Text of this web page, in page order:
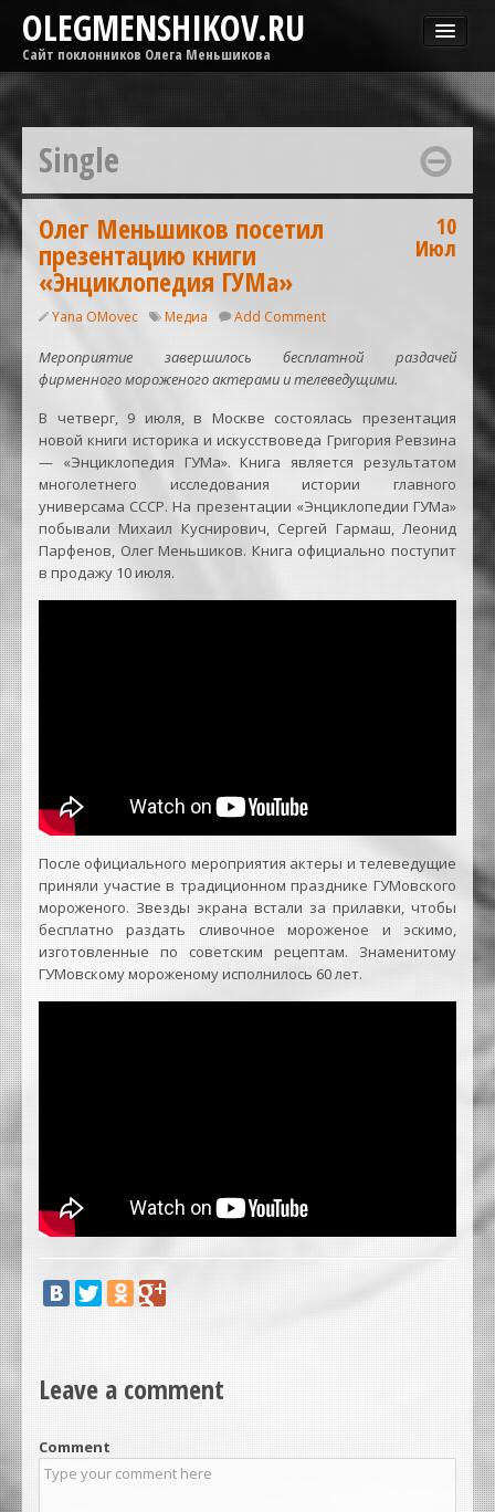
OLEGMENSHIKOV.RU
Сайт поклонников Олега Меньшикова
Афиша
Гастроли
Медиа
ОМГ
Фильмы
Single
Олег Меньшиков посетил
презентацию книги
«Энциклопедия ГУМа»
Yana OMovec Медиа Add Comment
10
Июл
Мероприятие завершилось бесплатной раздачей
фирменного мороженого актерами и телеведущими.
В четверг, 9 июля, в Москве состоялась презентация
новой книги историка и искусствоведа Григория Ревзина
— «Энциклопедия ГУМа». Книга является результатом
многолетнего исследования истории главного
универсама СССР. На презентации «Энциклопедии ГУМа»
побывали Михаил Куснирович, Сергей Гармаш, Леонид
Парфенов, Олег Меньшиков. Книга официально поступит
в продажу 10 июля.
После официального мероприятия актеры и телеведущие
приняли участие в традиционном празднике ГУМовского
мороженого. Звезды экрана встали за прилавки, чтобы
бесплатно раздать сливочное мороженое и эскимо,
изготовленные по советским рецептам. Знаменитому
ГУМовскому мороженому исполнилось 60 лет.
Leave a comment
Comment